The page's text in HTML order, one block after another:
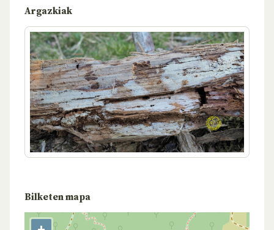
Argazkiak
Bilketen mapa